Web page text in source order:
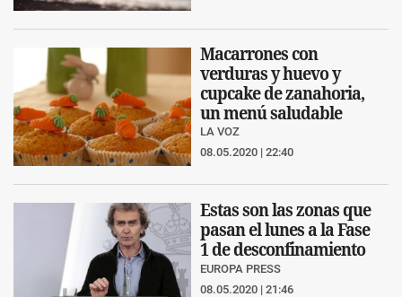
Macarrones con
verduras y huevo y
cupcake de zanahoria,
un menú saludable
LA VOZ
08.05.2020 | 22:40
Estas son las zonas que
pasan el lunes a la Fase
1 de desconfinamiento
EUROPA PRESS
08.05.2020 | 21:46